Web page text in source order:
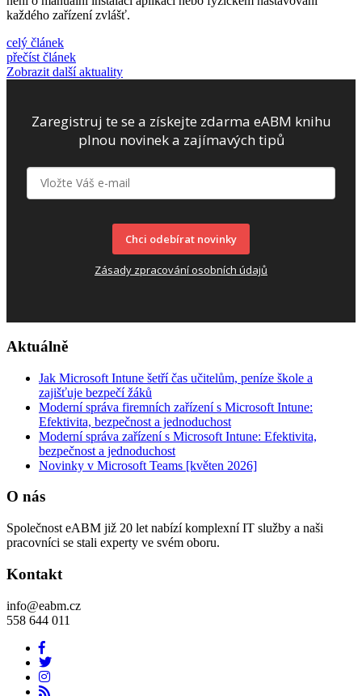
každého zařízení zvlášť.
celý článek
přečíst článek
Zobrazit další aktuality
Zaregistruj te se a získejte zdarma eABM knihu
plnou novinek a zajímavých tipů
Chci odebírat novinky
Zásady zpracování osobních údajů
Aktuálně
Jak Microsoft Intune šetří čas učitelům, peníze škole a
zajišťuje bezpečí žáků
Moderní správa firemních zařízení s Microsoft Intune:
Efektivita, bezpečnost a jednoduchost
Moderní správa zařízení s Microsoft Intune: Efektivita,
bezpečnost a jednoduchost
Novinky v Microsoft Teams [květen 2026]
O nás
Společnost eABM již 20 let nabízí komplexní IT služby a naši
pracovníci se stali experty ve svém oboru.
Kontakt
info@eabm.cz
558 644 011